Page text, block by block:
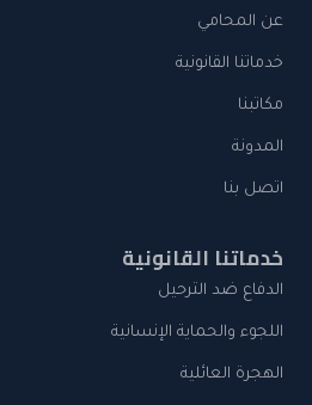
عن المحامي
خدماتنا القانونية
مكاتبنا
المدونة
اتصل بنا
خدماتنا القانونية
الدفاع ضد الترحيل
اللجوء والحماية الإنسانية
الهجرة العائلية